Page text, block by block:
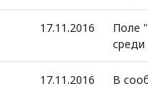
17.11.2016
Поле
17.11.2016
В